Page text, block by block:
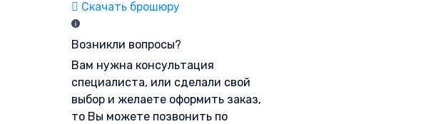
Скачать брошюру
Возникли вопросы?
Вам нужна консультация
специалиста, или сделали свой
выбор и желаете оформить заказ,
то Вы можете позвонить по